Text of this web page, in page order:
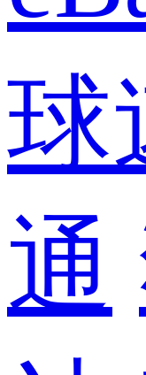
球
通